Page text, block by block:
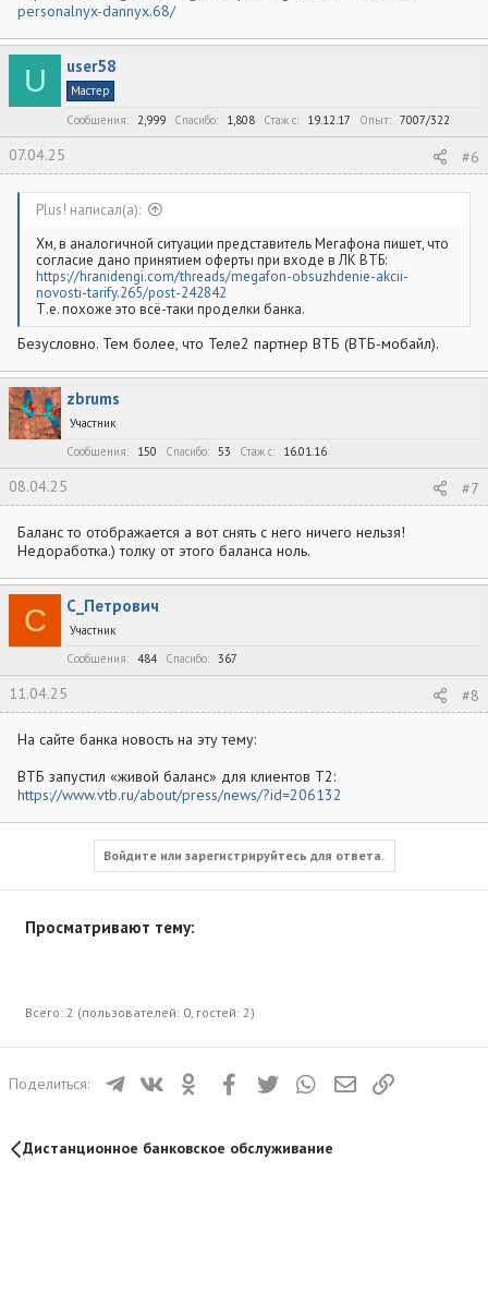
personalnyx-dannyx.68/
U user58
Мастер
Сообщения
2,999 Спасибо 1,808 Стаж c 19.12.17 Опыт 7007/322
07.04.25 #6
Plus! написал(а):
Хм, в аналогичной ситуации представитель Мегафона пишет, что
согласие дано принятием оферты при входе в ЛК ВТБ:
https://hranidengi.com/threads/megafon-obsuzhdenie-akcii-
novosti-tarify.265/post-242842
Т.е. похоже это всё-таки проделки банка.
Безусловно. Тем более, что Теле2 партнер ВТБ (ВТБ-мобайл).
zbrums
Участник
Сообщения
150 Спасибо 53 Стаж c 16.01.16
08.04.25 #7
Баланс то отображается а вот снять с него ничего нельзя!
Недоработка.) толку от этого баланса ноль.
С С_Петрович
Участник
Сообщения
484 Спасибо 367
11.04.25 #8
На сайте банка новость на эту тему:
ВТБ запустил «живой баланс» для клиентов Т2:
https://www.vtb.ru/about/press/news/?id=206132
Войдите или зарегистрируйтесь для ответа.
Просматривают тему:
Всего: 2 (пользователей: 0, гостей: 2)
Поделиться: ТелеграмВКонтактеОдноклассники
FacebookTwitter WhatsAppЭлектронная почта
Дистанционное банковское обслуживание